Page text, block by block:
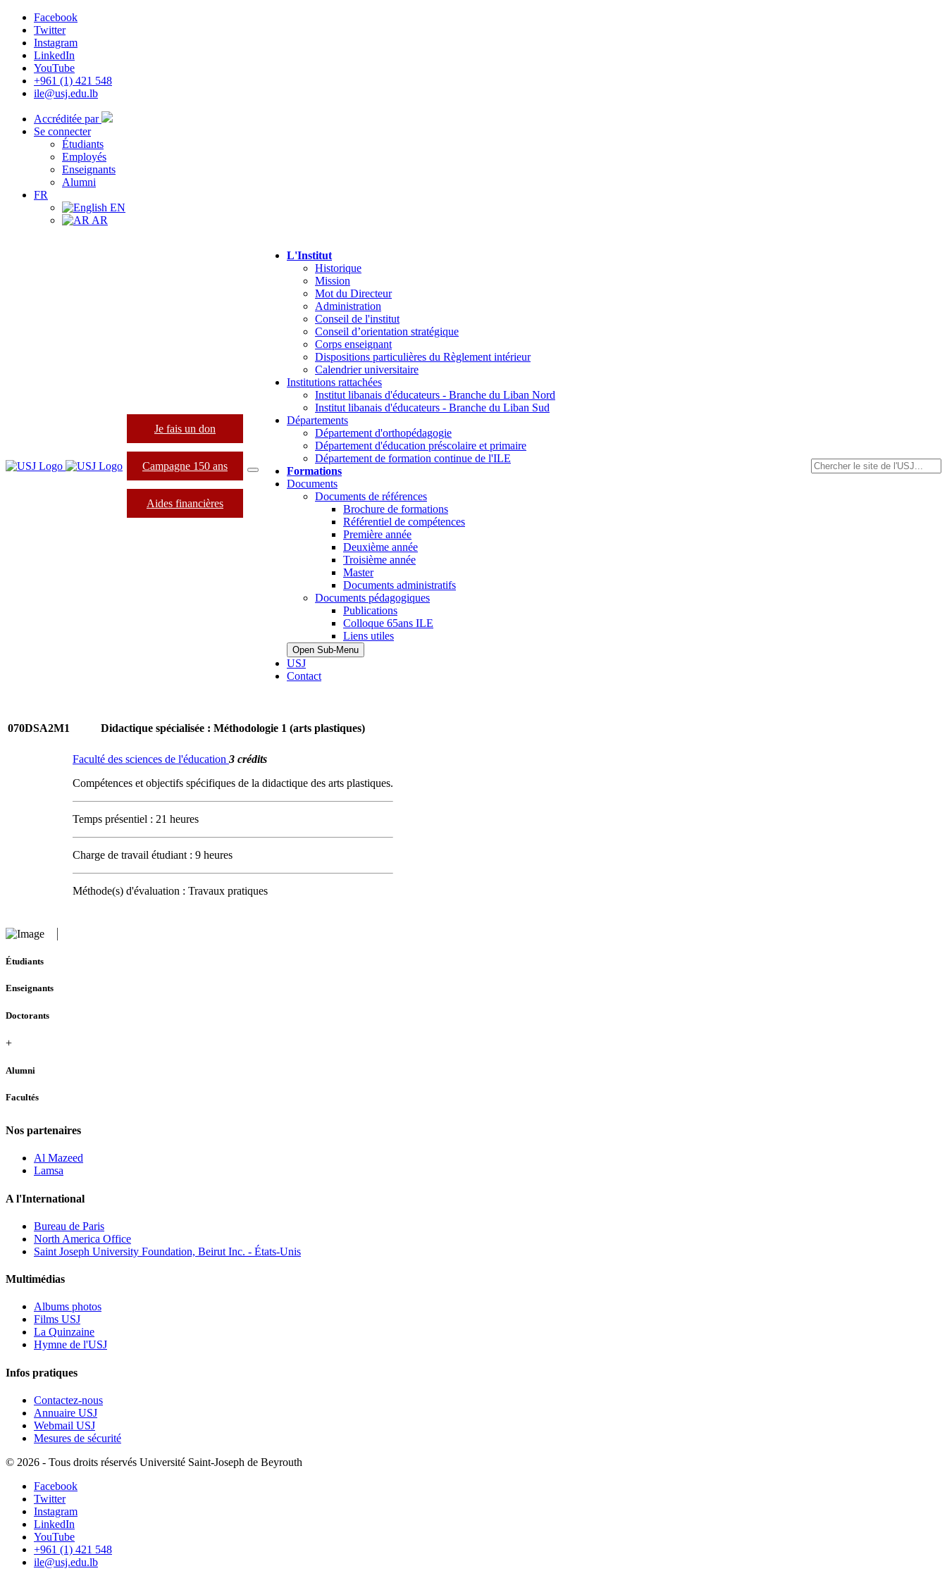
Facebook
Twitter
Instagram
LinkedIn
YouTube
+961 (1) 421 548
ile@usj.edu.lb
Accréditée par
Se connecter
Étudiants
Employés
Enseignants
Alumni
FR
EN
AR
Je fais un don
Campagne 150 ans
Aides financières
L'Institut
Historique
Mission
Mot du Directeur
Administration
Conseil de l'institut
Conseil d’orientation stratégique
Corps enseignant
Dispositions particulières du Règlement intérieur
Calendrier universitaire
Institutions rattachées
Institut libanais d'éducateurs - Branche du Liban Nord
Institut libanais d'éducateurs - Branche du Liban Sud
Départements
Département d'orthopédagogie
Département d'éducation préscolaire et primaire
Département de formation continue de l'ILE
Formations
Documents
Documents de références
Brochure de formations
Référentiel de compétences
Première année
Deuxième année
Troisième année
Master
Documents administratifs
Documents pédagogiques
Publications
Colloque 65ans ILE
Liens utiles
Open Sub-Menu
USJ
Contact
070DSA2M1 Didactique spécialisée : Méthodologie 1 (arts plastiques)
Faculté des sciences de l'éducation 3 crédits
Compétences et objectifs spécifiques de la didactique des arts plastiques.
Temps présentiel : 21 heures
Charge de travail étudiant : 9 heures
Méthode(s) d'évaluation : Travaux pratiques
Étudiants
Enseignants
Doctorants
+
Alumni
Facultés
Nos partenaires
Al Mazeed
Lamsa
A l'International
Bureau de Paris
North America Office
Saint Joseph University Foundation, Beirut Inc. - États-Unis
Multimédias
Albums photos
Films USJ
La Quinzaine
Hymne de l'USJ
Infos pratiques
Contactez-nous
Annuaire USJ
Webmail USJ
Mesures de sécurité
© 2026 - Tous droits réservés Université Saint-Joseph de Beyrouth
Facebook
Twitter
Instagram
LinkedIn
YouTube
+961 (1) 421 548
ile@usj.edu.lb